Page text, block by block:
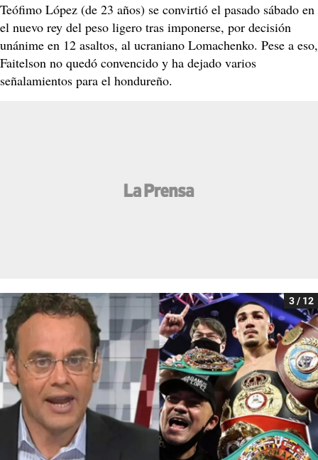
Teófimo López (de 23 años) se convirtió el pasado sábado en
el nuevo rey del peso ligero tras imponerse, por decisión
unánime en 12 asaltos, al ucraniano Lomachenko. Pese a eso,
Faitelson no quedó convencido y ha dejado varios
señalamientos para el hondureño.
3 / 12